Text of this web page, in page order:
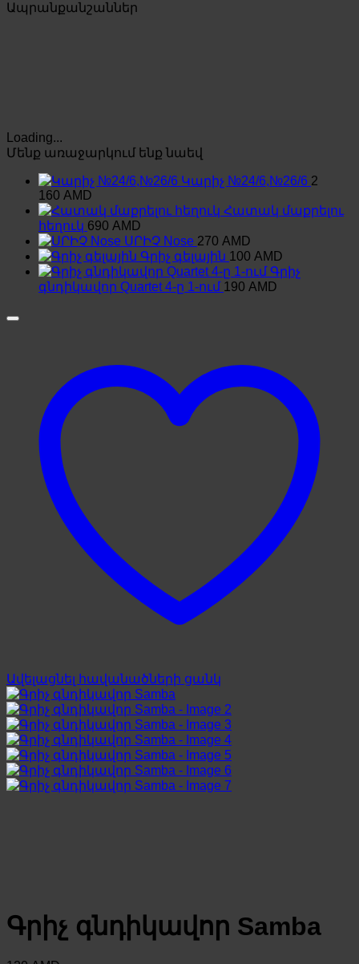
Ապրանքանշաններ
Loading...
Մենք առաջարկում ենք նաեվ
Կարիչ №24/6,№26/6 2
160 AMD
Հատակ մաքրելու
հեղուկ 690 AMD
ՍՐԻՉ Nose 270 AMD
Գրիչ գելային 100 AMD
Գրիչ
գնդիկավոր Quartet 4-ը 1-ում 190 AMD
Ավելացնել հավանածների ցանկ
Գրիչ գնդիկավոր Samba